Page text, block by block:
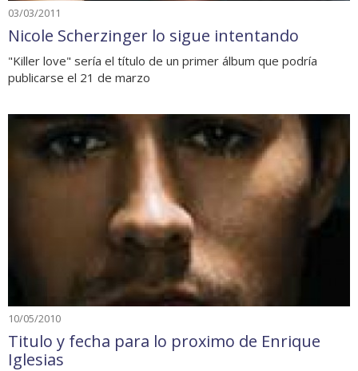
03/03/2011
Nicole Scherzinger lo sigue intentando
"Killer love" sería el título de un primer álbum que podría
publicarse el 21 de marzo
10/05/2010
Titulo y fecha para lo proximo de Enrique
Iglesias